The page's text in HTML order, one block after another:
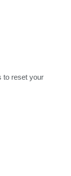
to reset your